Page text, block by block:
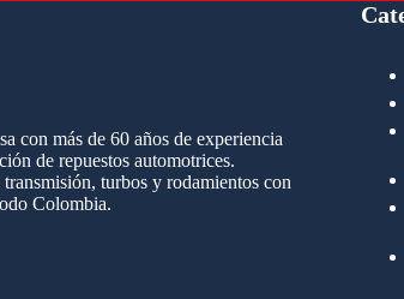
con más de 60 años de experiencia
de repuestos automotrices.
turbos y rodamientos con
Colombia.